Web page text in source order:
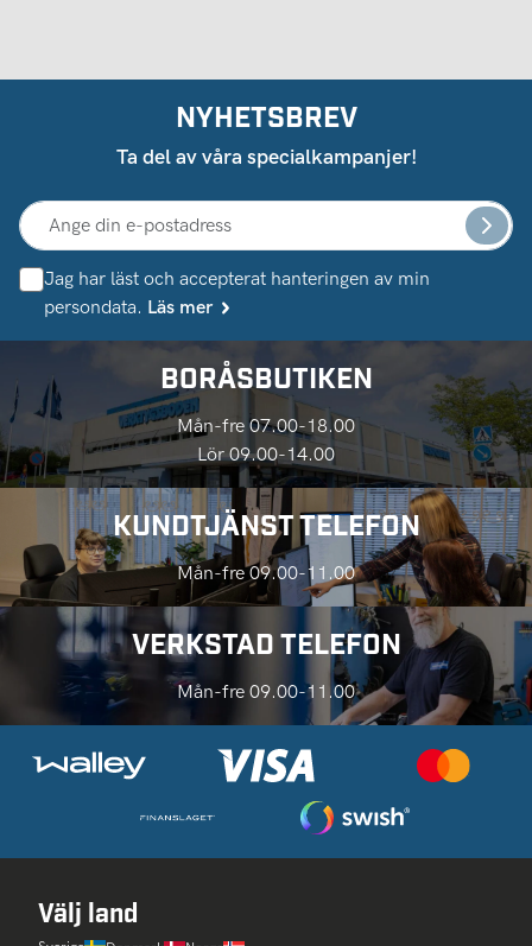
NYHETSBREV
Ta del av våra specialkampanjer!
Jag har läst och accepterat hanteringen av min
persondata. Läs mer
BORÅSBUTIKEN
Mån-fre 07.00-18.00
Lör 09.00-14.00
KUNDTJÄNST TELEFON
Mån-fre 09.00-11.00
VERKSTAD TELEFON
Mån-fre 09.00-11.00
Välj land